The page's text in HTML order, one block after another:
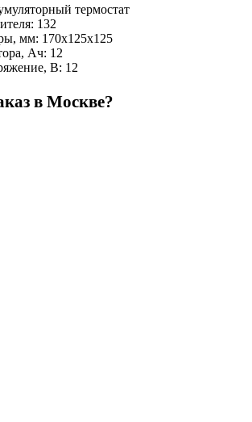
термостат
: 132
мм: 170х125х125
Ач: 12
В: 12
в Москве?